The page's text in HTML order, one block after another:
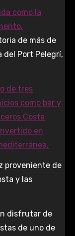
como la
de más de
del Port Pelegrí,
de tres
como bar y
Costa
en
proveniente de
y las
disfrutar de
de uno de